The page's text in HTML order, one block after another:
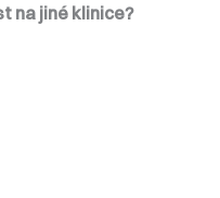
na jiné klinice?